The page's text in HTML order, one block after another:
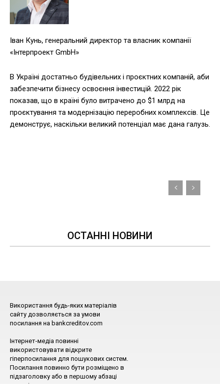
Іван Кунь, генеральний директор та власник компанії
«Інтерпроект GmbH»
В Україні достатньо будівельних і проєктних компаній, аби
забезпечити бізнесу освоєння інвестицій. 2022 рік
показав, що в країні було витрачено до $1 млрд на
проєктування та модернізацію переробних комплексів. Це
демонструє, наскільки великий потенціал має дана галузь.
ОСТАННІ НОВИНИ
Використання будь-яких матеріалів
сайту дозволяється за умови
посилання на bankcreditov.com
Інтернет-медіа повинні
використовувати відкрите
гіперпосилання для пошукових систем.
Посилання повинно бути розміщено в
підзаголовку або в першому абзаці